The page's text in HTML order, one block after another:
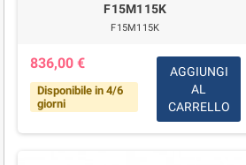
F15M115K
F15M115K
836,00 €
Disponibile in 4/6
giorni
AGGIUNGI
AL
CARRELLO